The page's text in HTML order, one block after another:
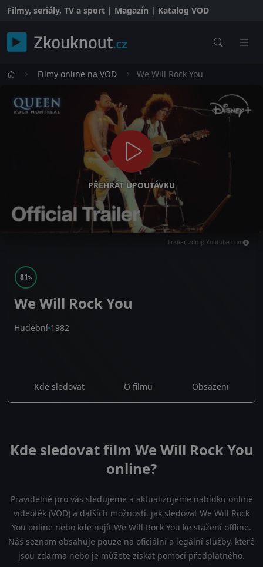
Filmy, seriály, TV a sport | Magazín | Katalog VOD
Filmy online na VOD We Will Rock You
PŘEHRÁT UPOUTÁVKU
Trailer, zdroj: Youtube.com
81%
We Will Rock You
Hudební 1982
Kde sledovat O filmu Obsazení
Kde sledovat film We Will Rock You
online?
Pravidelně pro vás sledujeme a aktualizujeme nabídku online
videoték (VOD) a dalších možností, jak sledovat We Will Rock
You online nebo kde najít We Will Rock You ke stažení offline.
Náš seznam obsahuje pouze na oficiální a legální služby, které
jsou zdarma nebo je můžete získat pomocí předplatného.